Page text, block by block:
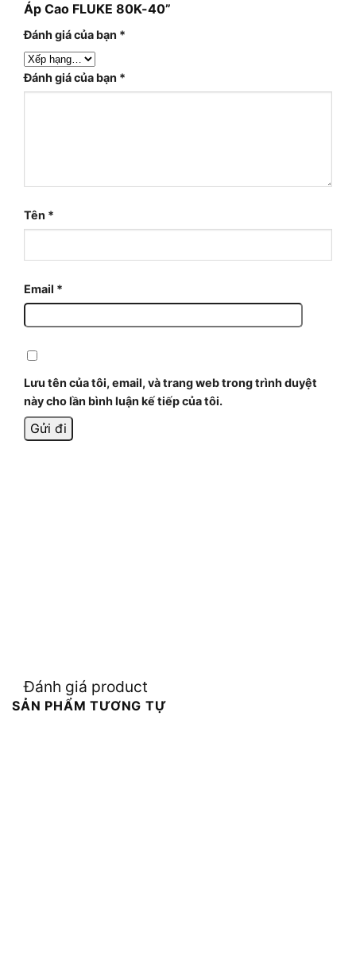
Áp Cao FLUKE 80K-40”
Đánh giá của bạn *
Đánh giá của bạn *
Tên *
Email *
Lưu tên của tôi, email, và trang web trong trình duyệt
này cho lần bình luận kế tiếp của tôi.
Đánh giá product
SẢN PHẨM TƯƠNG TỰ